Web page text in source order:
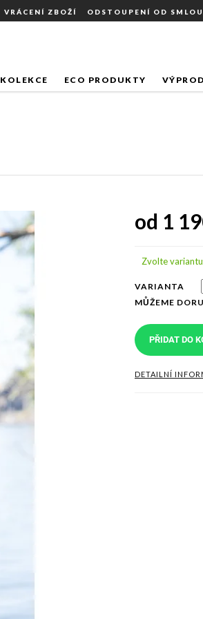
VRÁCENÍ ZBOŽÍ ODSTOUPENÍ OD
KOLEKCE ECO PRODUKTY
od 1
cena:
Zvolte variantu
VARIANTA
MŮŽEME
PŘIDAT DO
DETAILNÍ